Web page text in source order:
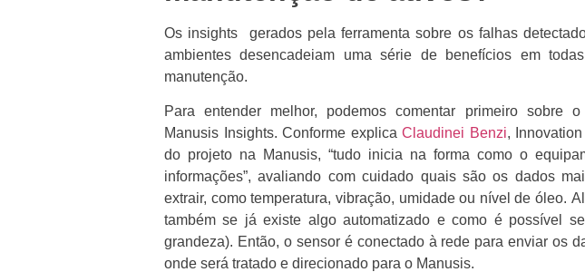
Os insights gerados pela ferramenta sobre os falhas
ambientes desencadeiam uma série de benefícios em
manutenção.
Para entender melhor, podemos comentar primeiro sobre
Manusis Insights. Conforme explicaClaudinei Benzi,
do projeto na Manusis, “tudo inicia na forma como o
informações”, avaliando com cuidado quais são os dados
extrair, como temperatura, vibração, umidade ou nível de óleo.
também se já existe algo automatizado e como é possível
grandeza). Então, o sensor é conectado à rede para enviar os
onde será tratado e direcionado para o Manusis.